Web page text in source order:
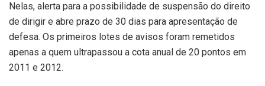
Nelas, alerta para a possibilidade de suspensão do direito
de dirigir e abre prazo de 30 dias para apresentação de
defesa. Os primeiros lotes de avisos foram remetidos
apenas a quem ultrapassou a cota anual de 20 pontos em
2011 e 2012.